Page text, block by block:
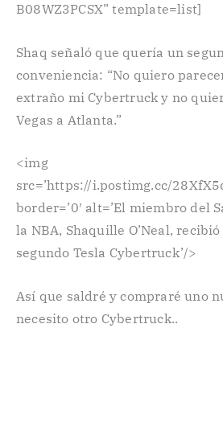
B08WZ3PCSX” template=list]
Shaq señaló que quería un
conveniencia: “No quiero
extraño mi Cybertruck y no
Vegas a Atlanta.”
<img
src=’https://i.postimg.cc/
border=’0′ alt=’El miembro del
la NBA, Shaquille O’Neal,
segundo Tesla Cybertruck’/>
Así que saldré y compraré uno
necesito otro Cybertruck..